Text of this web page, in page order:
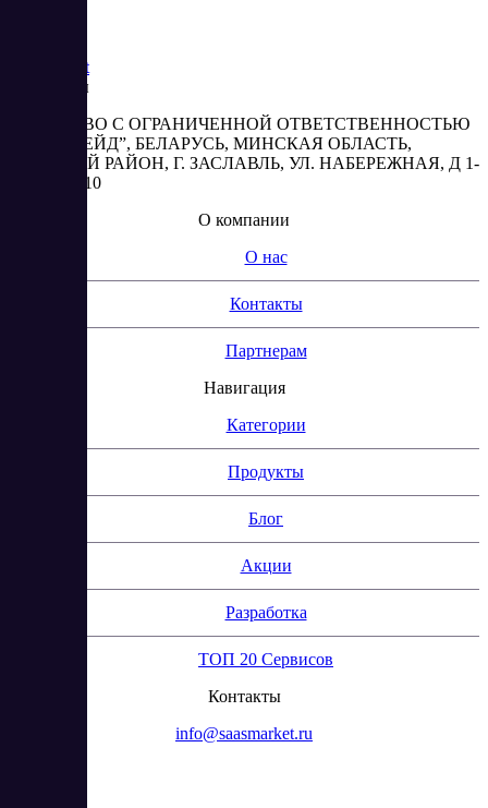
Market
Реквизиты
ОБЩЕСТВО С ОГРАНИЧЕННОЙ ОТВЕТСТВЕННОСТЬЮ
“АБЕСТРЕЙД”, БЕЛАРУСЬ, МИНСКАЯ ОБЛАСТЬ,
МИНСКИЙ РАЙОН, Г. ЗАСЛАВЛЬ, УЛ. НАБЕРЕЖНАЯ, Д 1-
2, КОМ. 310
О компании
О нас
Контакты
Партнерам
Навигация
Категории
Продукты
Блог
Акции
Разработка
ТОП 20 Сервисов
Контакты
info@saasmarket.ru